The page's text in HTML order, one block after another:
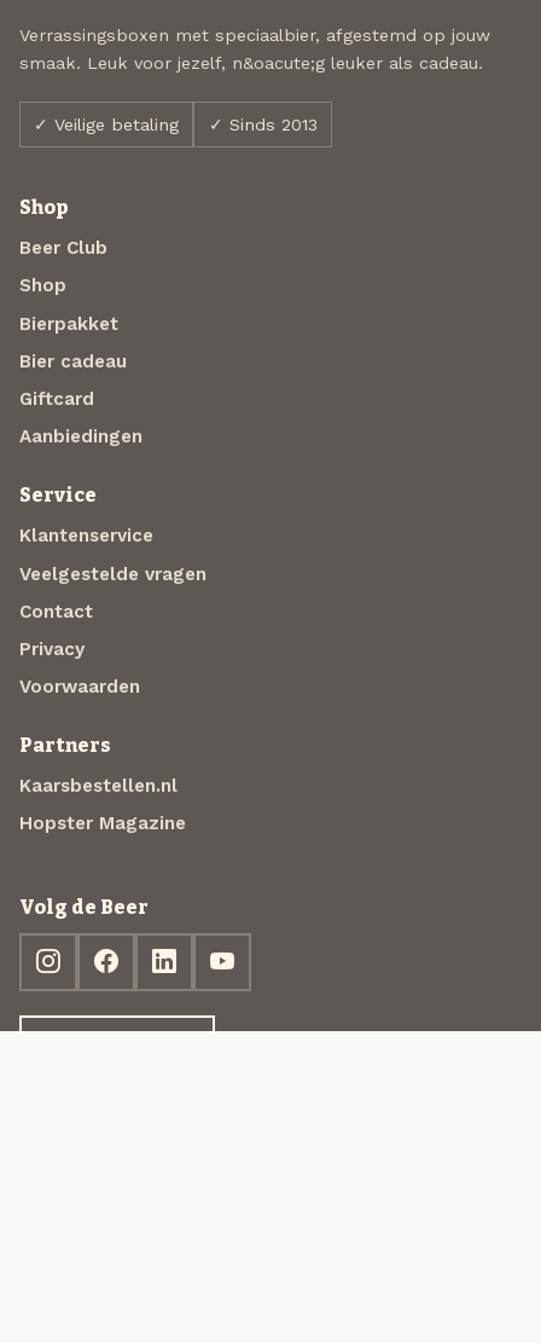
Verrassingsboxen met speciaalbier, afgestemd op jouw
smaak. Leuk voor jezelf, n&oacute;g leuker als cadeau.
✓ Veilige betaling ✓ Sinds 2013
Shop
Beer Club
Shop
Bierpakket
Bier cadeau
Giftcard
Aanbiedingen
Service
Klantenservice
Veelgestelde vragen
Contact
Privacy
Voorwaarden
Partners
Kaarsbestellen.nl
Hopster Magazine
Volg de Beer